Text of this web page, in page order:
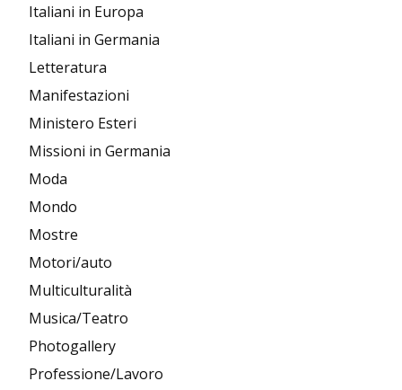
Italiani in Europa
Italiani in Germania
Letteratura
Manifestazioni
Ministero Esteri
Missioni in Germania
Moda
Mondo
Mostre
Motori/auto
Multiculturalità
Musica/Teatro
Photogallery
Professione/Lavoro